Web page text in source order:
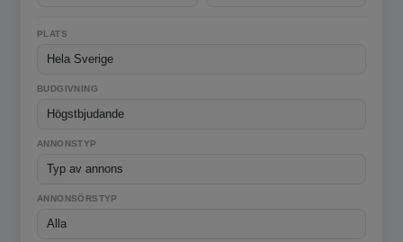
PLATS
BUDGIVNING
ANNONSTYP
ANNONSÖRSTYP